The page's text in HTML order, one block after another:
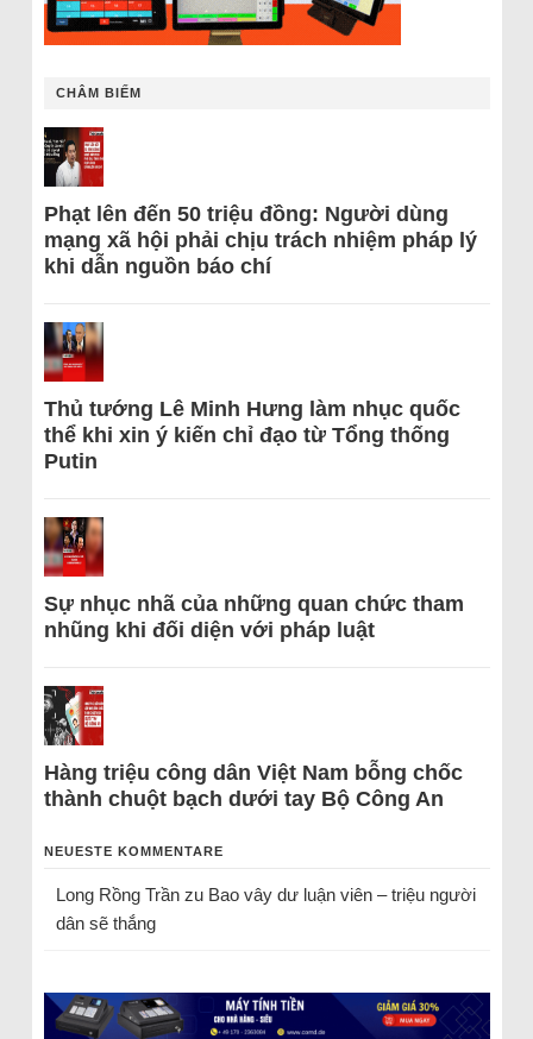
CHÂM BIẾM
Phạt lên đến 50 triệu đồng: Người dùng
mạng xã hội phải chịu trách nhiệm pháp lý
khi dẫn nguồn báo chí
Thủ tướng Lê Minh Hưng làm nhục quốc
thể khi xin ý kiến chỉ đạo từ Tổng thống
Putin
Sự nhục nhã của những quan chức tham
nhũng khi đối diện với pháp luật
Hàng triệu công dân Việt Nam bỗng chốc
thành chuột bạch dưới tay Bộ Công An
NEUESTE KOMMENTARE
Long Rồng Trầnzu Bao vây dư luận viên – triệu người
dân sẽ thắng